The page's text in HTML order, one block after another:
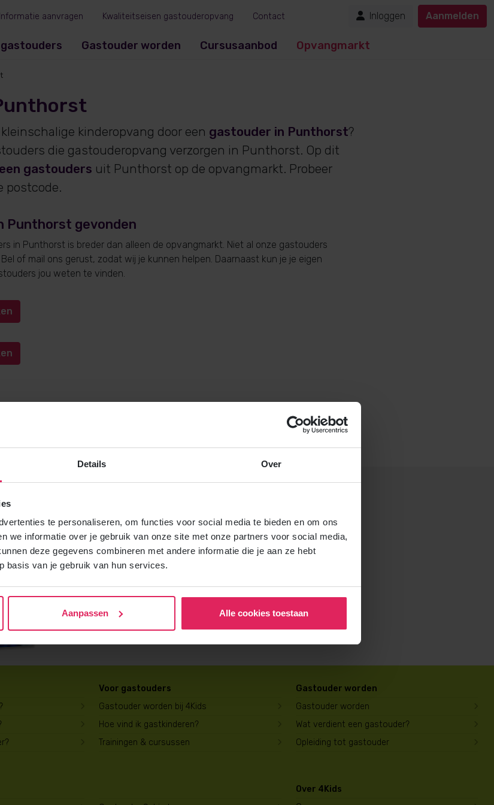
Details Over
te personaliseren, om functies voor social media te bieden en om ons
we informatie over je gebruik van onze site met onze partners voor social media,
deze gegevens combineren met andere informatie die je aan ze hebt
basis van je gebruik van hun services.
Aanpassen Alle cookies toestaan
Gastouder worden Cursusaanbod Opvangmarkt
Informatie aanvragen Kwaliteitseisen gastouderopvang Contact Inloggen Aanmelden
kinderopvang door een gastouder in Punthorst?
die gastouderopvang verzorgen in Punthorst. Op dit
gastouders uit Punthorst op de opvangmarkt. Probeer
postcode.
Punthorst gevonden
in Punthorst is breder dan alleen de opvangmarkt. Niet al onze gastouders
of mail ons gerust, zodat wij je kunnen helpen. Daarnaast kun je je eigen
jou weten te vinden.
Meer weten over gastouderopvang via gastouderbureau 4Kids?
Vraag gratis en vrijblijvend de 4Kids brochure voor ouders aan en
ontvang het direct in je mailbox.
Brochure aanvragen
Voor gastouders
Gastouder worden bij 4Kids
Hoe vind ik gastkinderen?
Trainingen & cursussen
Gastouder worden
Gastouder worden
Wat verdient een gastouder?
Opleiding tot gastouder
Over 4Kids